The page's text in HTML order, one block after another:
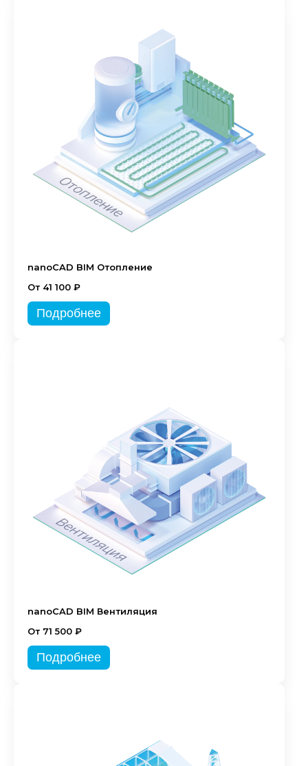
nanoCAD BIM Отопление
От 41 100 ₽
Подробнее
nanoCAD BIM Вентиляция
От 71 500 ₽
Подробнее